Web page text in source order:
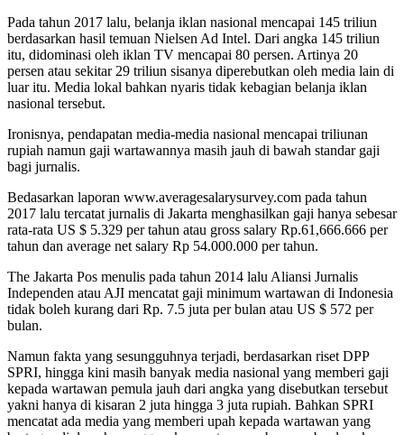
Pada tahun 2017 lalu, belanja iklan nasional mencapai 145 triliun
berdasarkan hasil temuan Nielsen Ad Intel. Dari angka 145 triliun
itu, didominasi oleh iklan TV mencapai 80 persen. Artinya 20
persen atau sekitar 29 triliun sisanya diperebutkan oleh media lain di
luar itu. Media lokal bahkan nyaris tidak kebagian belanja iklan
nasional tersebut.
Ironisnya, pendapatan media-media nasional mencapai triliunan
rupiah namun gaji wartawannya masih jauh di bawah standar gaji
bagi jurnalis.
Bedasarkan laporan www.averagesalarysurvey.com pada tahun
2017 lalu tercatat jurnalis di Jakarta menghasilkan gaji hanya sebesar
rata-rata US $ 5.329 per tahun atau gross salary Rp.61,666.666 per
tahun dan average net salary Rp 54.000.000 per tahun.
The Jakarta Pos menulis pada tahun 2014 lalu Aliansi Jurnalis
Independen atau AJI mencatat gaji minimum wartawan di Indonesia
tidak boleh kurang dari Rp. 7.5 juta per bulan atau US $ 572 per
bulan.
Namun fakta yang sesungguhnya terjadi, berdasarkan riset DPP
SPRI, hingga kini masih banyak media nasional yang memberi gaji
kepada wartawan pemula jauh dari angka yang disebutkan tersebut
yakni hanya di kisaran 2 juta hingga 3 juta rupiah. Bahkan SPRI
mencatat ada media yang memberi upah kepada wartawan yang